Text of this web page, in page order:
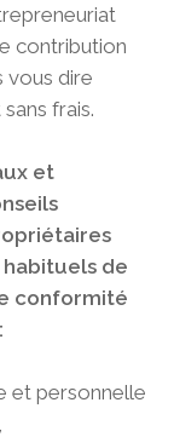
contribution
vous dire
frais.
et
habituels de
conformité
et personnelle